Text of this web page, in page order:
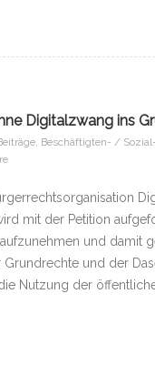
Digitalzwang ins
, Beschäftigten- /
mit der Petition
und damit
und der
Nutzung der